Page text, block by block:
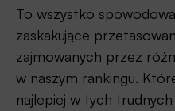
To wszystko
zaskakujące
zajmowanych przez
w naszym rankingu.
najlepiej w tych trudnych